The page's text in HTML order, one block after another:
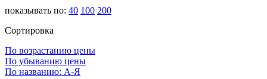
показывать по: 40 100 200
Сортировка
По возрастанию цены
По убыванию цены
По названию: А-Я